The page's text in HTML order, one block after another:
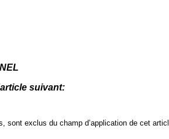
suivant:
exclus du champ d’application de cet